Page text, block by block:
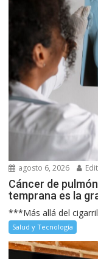
agosto 6, 2026
Cáncer de
temprana es la
***Más allá del
Salud y Tecnología